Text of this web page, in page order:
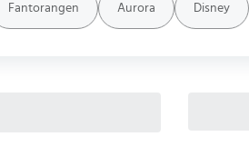
Fantorangen Aurora Disney